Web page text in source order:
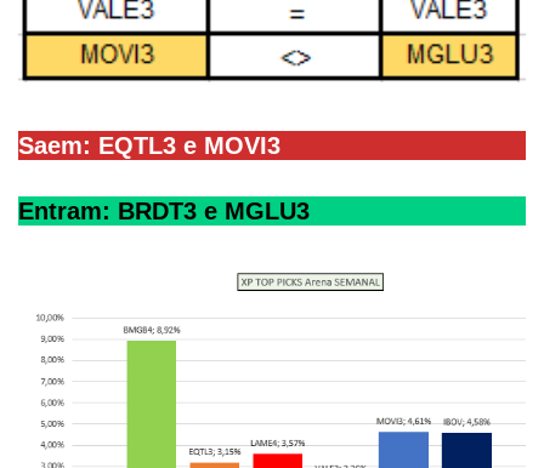
Saem: EQTL3 e MOVI3
Entram: BRDT3 e MGLU3